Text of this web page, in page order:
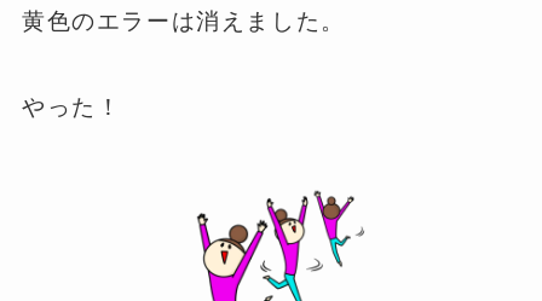
黄色のエラーは消えました。
やった！